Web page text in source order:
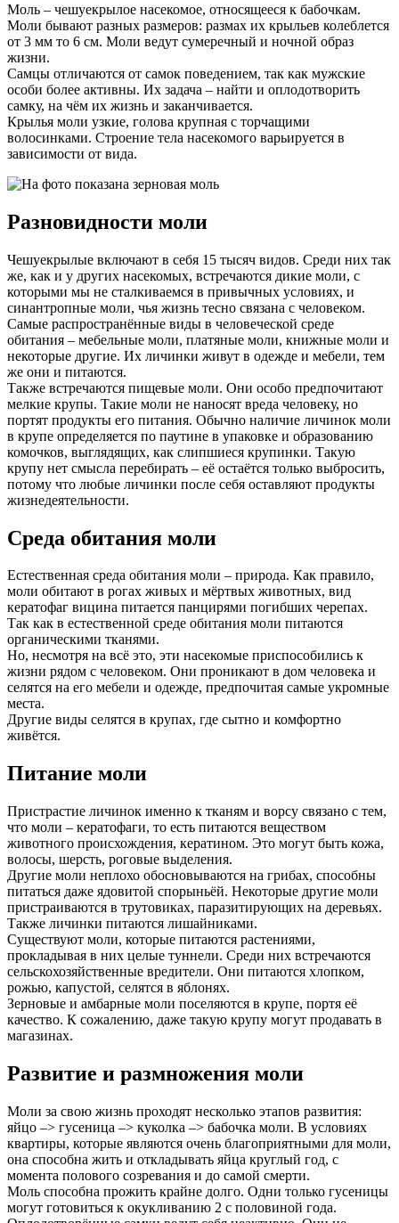
Моль – чешуекрылое насекомое, относящееся к бабочкам.
Моли бывают разных размеров: размах их крыльев колеблется
от 3 мм то 6 см. Моли ведут сумеречный и ночной образ
жизни.
Самцы отличаются от самок поведением, так как мужские
особи более активны. Их задача – найти и оплодотворить
самку, на чём их жизнь и заканчивается.
Крылья моли узкие, голова крупная с торчащими
волосинками. Строение тела насекомого варьируется в
зависимости от вида.
Разновидности моли
Чешуекрылые включают в себя 15 тысяч видов. Среди них так
же, как и у других насекомых, встречаются дикие моли, с
которыми мы не сталкиваемся в привычных условиях, и
синантропные моли, чья жизнь тесно связана с человеком.
Самые распространённые виды в человеческой среде
обитания – мебельные моли, платяные моли, книжные моли и
некоторые другие. Их личинки живут в одежде и мебели, тем
же они и питаются.
Также встречаются пищевые моли. Они особо предпочитают
мелкие крупы. Такие моли не наносят вреда человеку, но
портят продукты его питания. Обычно наличие личинок моли
в крупе определяется по паутине в упаковке и образованию
комочков, выглядящих, как слипшиеся крупинки. Такую
крупу нет смысла перебирать – её остаётся только выбросить,
потому что любые личинки после себя оставляют продукты
жизнедеятельности.
Среда обитания моли
Естественная среда обитания моли – природа. Как правило,
моли обитают в рогах живых и мёртвых животных, вид
кератофаг вицина питается панцирями погибших черепах.
Так как в естественной среде обитания моли питаются
органическими тканями.
Но, несмотря на всё это, эти насекомые приспособились к
жизни рядом с человеком. Они проникают в дом человека и
селятся на его мебели и одежде, предпочитая самые укромные
места.
Другие виды селятся в крупах, где сытно и комфортно
живётся.
Питание моли
Пристрастие личинок именно к тканям и ворсу связано с тем,
что моли – кератофаги, то есть питаются веществом
животного происхождения, кератином. Это могут быть кожа,
волосы, шерсть, роговые выделения.
Другие моли неплохо обосновываются на грибах, способны
питаться даже ядовитой спорыньёй. Некоторые другие моли
пристраиваются в трутовиках, паразитирующих на деревьях.
Также личинки питаются лишайниками.
Существуют моли, которые питаются растениями,
прокладывая в них целые туннели. Среди них встречаются
сельскохозяйственные вредители. Они питаются хлопком,
рожью, капустой, селятся в яблонях.
Зерновые и амбарные моли поселяются в крупе, портя её
качество. К сожалению, даже такую крупу могут продавать в
магазинах.
Развитие и размножения моли
Моли за свою жизнь проходят несколько этапов развития:
яйцо –> гусеница –> куколка –> бабочка моли. В условиях
квартиры, которые являются очень благоприятными для моли,
она способна жить и откладывать яйца круглый год, с
момента полового созревания и до самой смерти.
Моль способна прожить крайне долго. Одни только гусеницы
могут готовиться к окукливанию 2 с половиной года.